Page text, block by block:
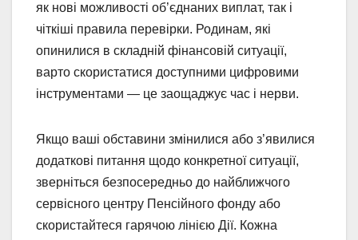
як нові можливості об’єднаних виплат, так і
чіткіші правила перевірки. Родинам, які
опинилися в складній фінансовій ситуації,
варто скористатися доступними цифровими
інструментами — це заощаджує час і нерви.
Якщо ваші обставини змінилися або з’явилися
додаткові питання щодо конкретної ситуації,
зверніться безпосередньо до найближчого
сервісного центру Пенсійного фонду або
скористайтеся гарячою лінією Дії. Кожна